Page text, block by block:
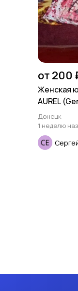
от 200
Женская
AUREL
Донецк
1 неделю